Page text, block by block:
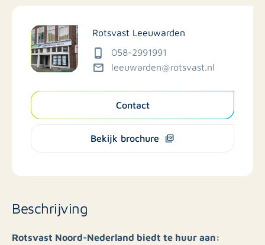
Rotsvast Leeuwarden
058-2991991
leeuwarden@rotsvast.nl
Contact
Bekijk brochure
Beschrijving
Rotsvast Noord-Nederland biedt te huur aan: